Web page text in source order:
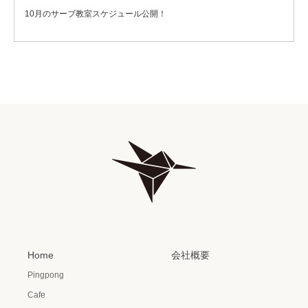
10月のサーブ教室スケジュール公開！
Home
Pingpong
Cafe
会社概要